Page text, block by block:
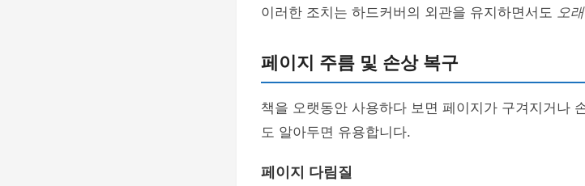
이러한 조치는 하드커버의 외관을 유지하면서도 오
페이지 주름 및 손상 복구
책을 오랫동안 사용하다 보면 페이지가 구겨지거나
도 알아두면 유용합니다.
페이지 다림질